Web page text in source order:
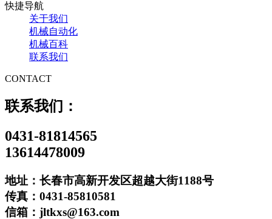
快捷导航
关于我们
机械自动化
机械百科
联系我们
CONTACT
联系我们：
0431-81814565
13614478009
地址：长春市高新开发区超越大街1188号
传真：0431-85810581
信箱：jltkxs@163.com